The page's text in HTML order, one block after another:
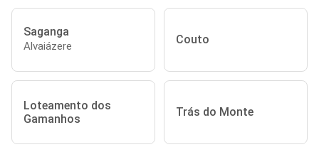
Saganga
Alvaiázere Couto
Loteamento dos
Gamanhos
Trás do Monte